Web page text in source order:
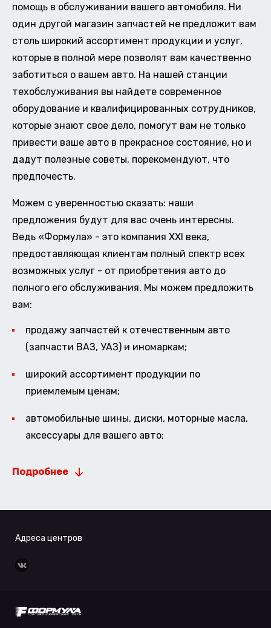
помощь в обслуживании вашего автомобиля. Ни
один другой магазин запчастей не предложит вам
столь широкий ассортимент продукции и услуг,
которые в полной мере позволят вам качественно
заботиться о вашем авто. На нашей станции
техобслуживания вы найдете современное
оборудование и квалифицированных сотрудников,
которые знают свое дело, помогут вам не только
привести ваше авто в прекрасное состояние, но и
дадут полезные советы, порекомендуют, что
предпочесть.
Можем с уверенностью сказать: наши
предложения будут для вас очень интересны.
Ведь «Формула» - это компания XXI века,
предоставляющая клиентам полный спектр всех
возможных услуг - от приобретения авто до
полного его обслуживания. Мы можем предложить
вам:
продажу запчастей к отечественным авто
(запчасти ВАЗ, УАЗ) и иномаркам;
широкий ассортимент продукции по
приемлемым ценам;
автомобильные шины, диски, моторные масла,
аксессуары для вашего авто;
Подробнее
Адреса центров